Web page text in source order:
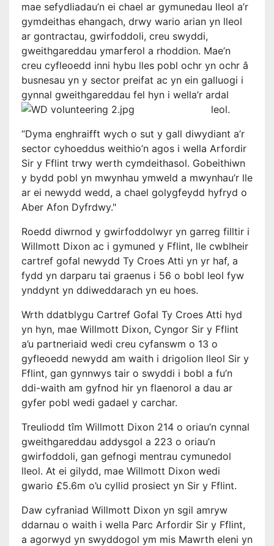
mae sefydliadau’n ei chael ar gymunedau lleol a’r
gymdeithas ehangach, drwy wario arian yn lleol
ar gontractau, gwirfoddoli, creu swyddi,
gweithgareddau ymarferol a rhoddion. Mae’n
creu cyfleoedd inni hybu lles pobl ochr yn ochr â
busnesau yn y sector preifat ac yn ein galluogi i
gynnal gweithgareddau fel hyn i wella’r ardal
leol.
“Dyma enghraifft wych o sut y gall diwydiant a’r
sector cyhoeddus weithio’n agos i wella Arfordir
Sir y Fflint trwy werth cymdeithasol. Gobeithiwn
y bydd pobl yn mwynhau ymweld a mwynhau’r lle
ar ei newydd wedd, a chael golygfeydd hyfryd o
Aber Afon Dyfrdwy."
Roedd diwrnod y gwirfoddolwyr yn garreg filltir i
Willmott Dixon ac i gymuned y Fflint, lle cwblheir
cartref gofal newydd Ty Croes Atti yn yr haf, a
fydd yn darparu tai graenus i 56 o bobl leol fyw
ynddynt yn ddiweddarach yn eu hoes.
Wrth ddatblygu Cartref Gofal Ty Croes Atti hyd
yn hyn, mae Willmott Dixon, Cyngor Sir y Fflint
a’u partneriaid wedi creu cyfanswm o 13 o
gyfleoedd newydd am waith i drigolion lleol Sir y
Fflint, gan gynnwys tair o swyddi i bobl a fu’n
ddi-waith am gyfnod hir yn flaenorol a dau ar
gyfer pobl wedi gadael y carchar.
Treuliodd tîm Willmott Dixon 214 o oriau’n cynnal
gweithgareddau addysgol a 223 o oriau’n
gwirfoddoli, gan gefnogi mentrau cymunedol
lleol. At ei gilydd, mae Willmott Dixon wedi
gwario £5.6m o’u cyllid prosiect yn Sir y Fflint.
Daw cyfraniad Willmott Dixon yn sgil amryw
ddarnau o waith i wella Parc Arfordir Sir y Fflint,
a agorwyd yn swyddogol ym mis Mawrth eleni yn